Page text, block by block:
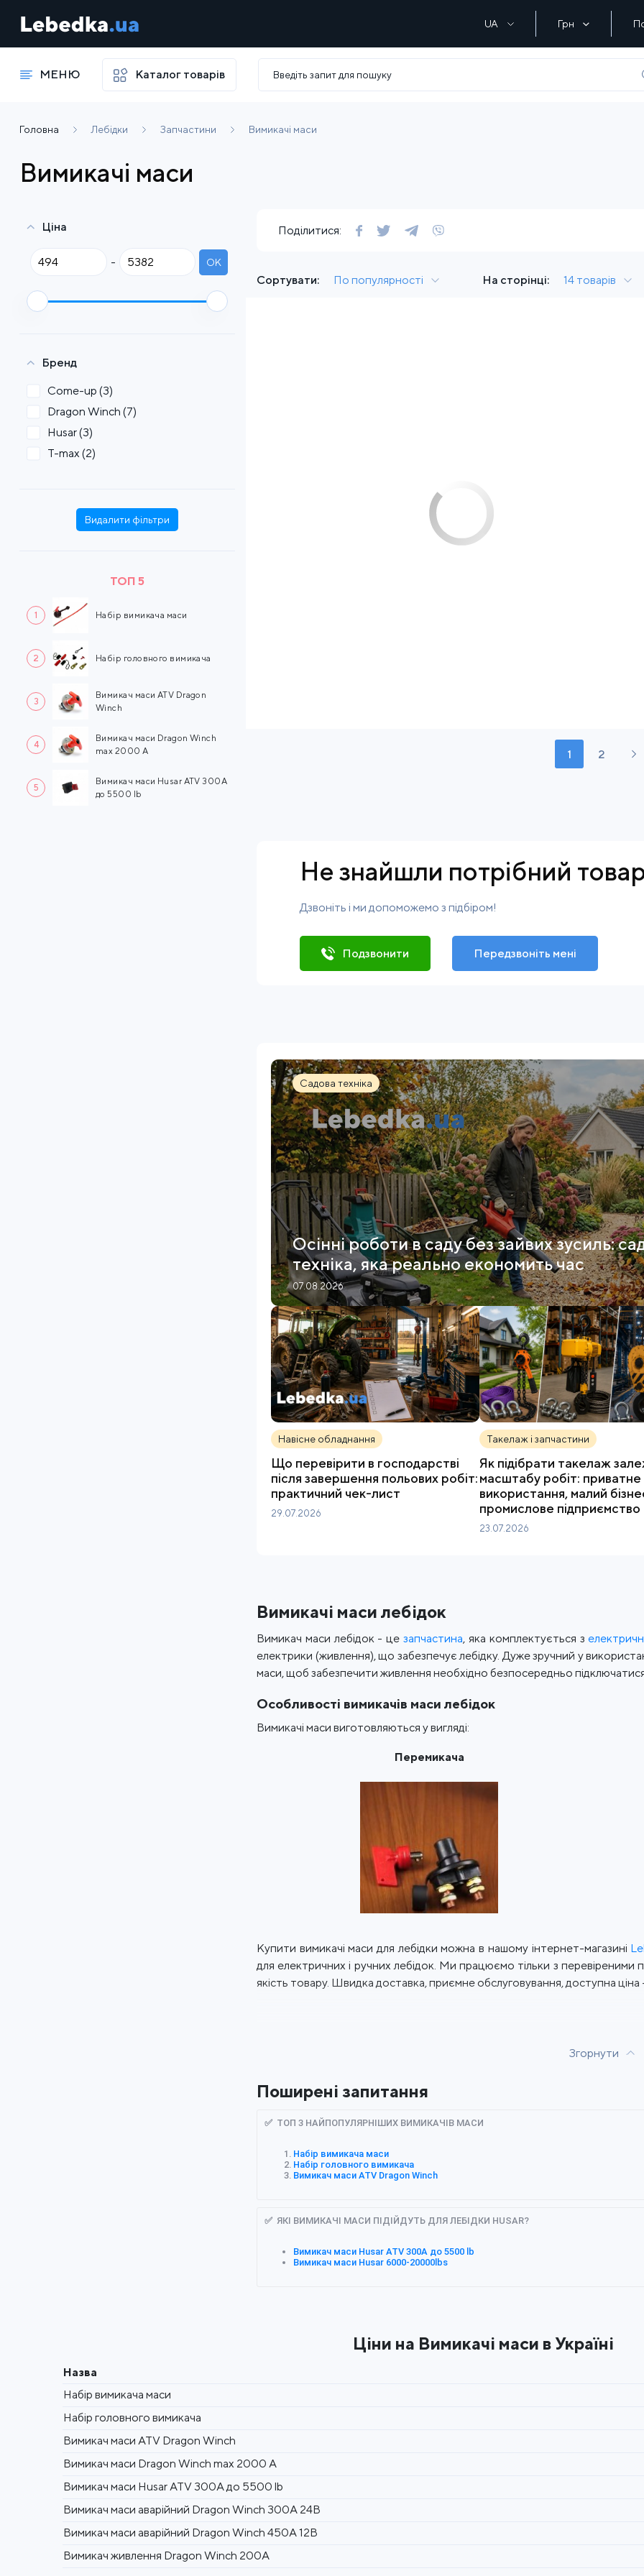
UA Грн
МЕНЮ Каталог товарів
Головна Лебідки Запчастини Вимикачі маси
Вимикачі маси
Ціна
- OK
Бренд
Come-up (3)
Dragon Winch (7)
Husar(3)
T-max (2)
Видалити фільтри
ТОП 5
1 Набір вимикача маси
2 Набір головного вимикача
3
Вимикач маси ATV Dragon
Winch
4
Вимикач маси Dragon Winch
max 2000 A
5
Вимикач маси Husar ATV 300A
до 5500 lb
Поділитися:
Сортувати: По популярності На сторінці: 14 товарів
1 2
Не знайшли потрібний
Дзвоніть і ми допоможемо з підбіром!
Подзвонити Передзвоніть мені
Садова техніка
Осінні роботи в саду без зайвих зусиль:
техніка, яка реально економить час
07.08.2026
Навісне обладнання
Що перевірити в господарстві
після завершення польових робіт:
практичний чек-лист
29.07.2026
Такелаж і запчастини
Як підібрати такелаж
масштабу робіт: приватне
використання, малий
промислове підприємство
23.07.2026
Вимикачі маси лебідок
Вимикач маси лебідок - цезапчастина, яка комплектується з
електрики (живлення), що забезпечує лебідку. Дуже зручний у
маси, щоб забезпечити живлення необхідно безпосередньо
Особливості вимикачів маси лебідок
Вимикачі маси виготовляються у вигляді:
Перемикача
Купити вимикачі маси для лебідки можна в нашому інтернет-магазині
для електричних і ручних лебідок. Ми працюємо тільки з
якість товару. Швидка доставка, приємне обслуговування, доступна ціна
Згорнути
Поширені запитання
✅ ТОП 3 НАЙПОПУЛЯРНІШИХ ВИМИКАЧІВ МАСИ
Набір вимикача маси
Набір головного вимикача
Вимикач маси ATV Dragon Winch
✅ ЯКІ ВИМИКАЧІ МАСИ ПІДІЙДУТЬ ДЛЯ ЛЕБІДКИ HUSAR?
Вимикач маси Husar ATV 300A до 5500 lb
Вимикач маси Husar 6000-20000lbs
Ціни на Вимикачі маси в Україні
Назва
Набір вимикача маси
Набір головного вимикача
Вимикач маси ATV Dragon Winch
Вимикач маси Dragon Winch max 2000 A
Вимикач маси Husar ATV 300A до 5500 lb
Вимикач маси аварійний Dragon Winch 300А 24В
Вимикач маси аварійний Dragon Winch 450А 12В
Вимикач живлення Dragon Winch 200А